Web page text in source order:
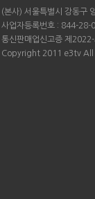
(본사) 서울특별시 강동구
사업자등록번호 : 844-28-
통신판매업신고증 제
Copyright 2011 e3tv All